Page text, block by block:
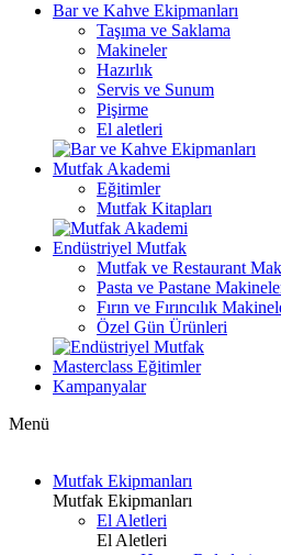
Bar ve Kahve Ekipmanları
Taşıma ve Saklama
Makineler
Hazırlık
Servis ve Sunum
Pişirme
El aletleri
Mutfak Akademi
Eğitimler
Mutfak Kitapları
Endüstriyel Mutfak
Mutfak ve Restaurant
Pasta ve Pastane
Fırın ve Fırıncılık
Özel Gün Ürünleri
Masterclass Eğitimler
Kampanyalar
Menü
Mutfak Ekipmanları
Mutfak Ekipmanları
El Aletleri
El Aletleri